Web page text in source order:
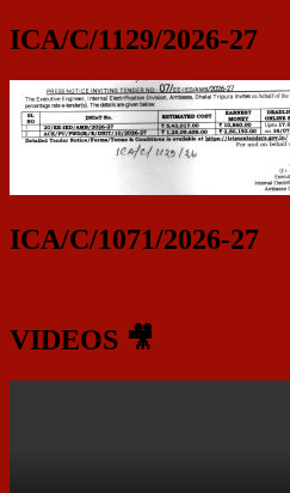
ICA/C/1129/2026-27
ICA/C/1071/2026-27
VIDEOS 🎥